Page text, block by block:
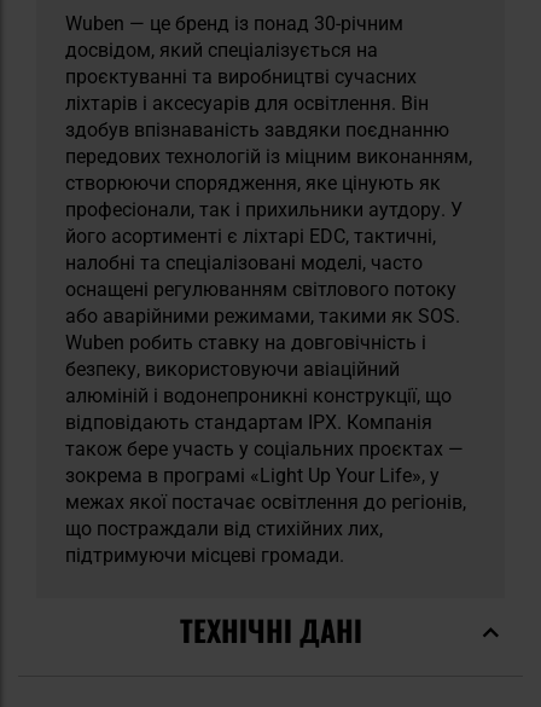
Wuben — це бренд із понад 30-річним
досвідом, який спеціалізується на
проєктуванні та виробництві сучасних
ліхтарів і аксесуарів для освітлення. Він
здобув впізнаваність завдяки поєднанню
передових технологій із міцним виконанням,
створюючи спорядження, яке цінують як
професіонали, так і прихильники аутдору. У
його асортименті є ліхтарі EDC, тактичні,
налобні та спеціалізовані моделі, часто
оснащені регулюванням світлового потоку
або аварійними режимами, такими як SOS.
Wuben робить ставку на довговічність і
безпеку, використовуючи авіаційний
алюміній і водонепроникні конструкції, що
відповідають стандартам IPX. Компанія
також бере участь у соціальних проєктах —
зокрема в програмі «Light Up Your Life», у
межах якої постачає освітлення до регіонів,
що постраждали від стихійних лих,
підтримуючи місцеві громади.
ТЕХНІЧНІ ДАНІ